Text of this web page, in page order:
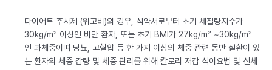
다이어트 주사제 (위고비)의 경우, 식약처로부터 초기 체질량지수가
30kg/m² 이상인 비만 환자, 또는 초기 BMI가 27kg/m² ~30kg/m²
인 과체중이며 당뇨, 고혈압 등 한 가지 이상의 체중 관련 동반 질환이 있
는 환자의 체중 감량 및 체중 관리를 위해 칼로리 저감 식이요법 및 신체